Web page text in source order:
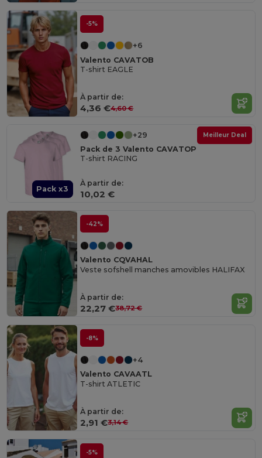
-5%
+6
Valento CAVATOB
T-shirt EAGLE
À partir de:
4,36 €4,60 €
Pack x3
Meilleur Deal
+29
Pack de 3 Valento CAVATOP
T-shirt RACING
À partir de:
10,02 €
-42%
Valento CQVAHAL
Veste sofshell manches amovibles HALIFAX
À partir de:
22,27 €38,72 €
-8%
+4
Valento CAVAATL
T-shirt ATLETIC
À partir de:
2,91 €3,14 €
-5%